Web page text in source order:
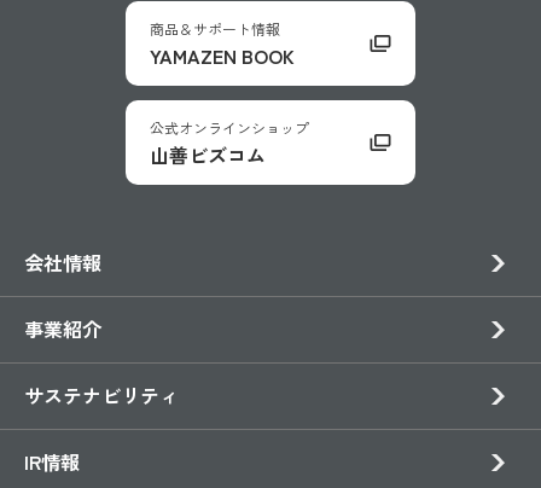
商品＆サポート情報
YAMAZEN BOOK
公式オンラインショップ
山善ビズコム
会社情報
事業紹介
サステナビリティ
IR情報